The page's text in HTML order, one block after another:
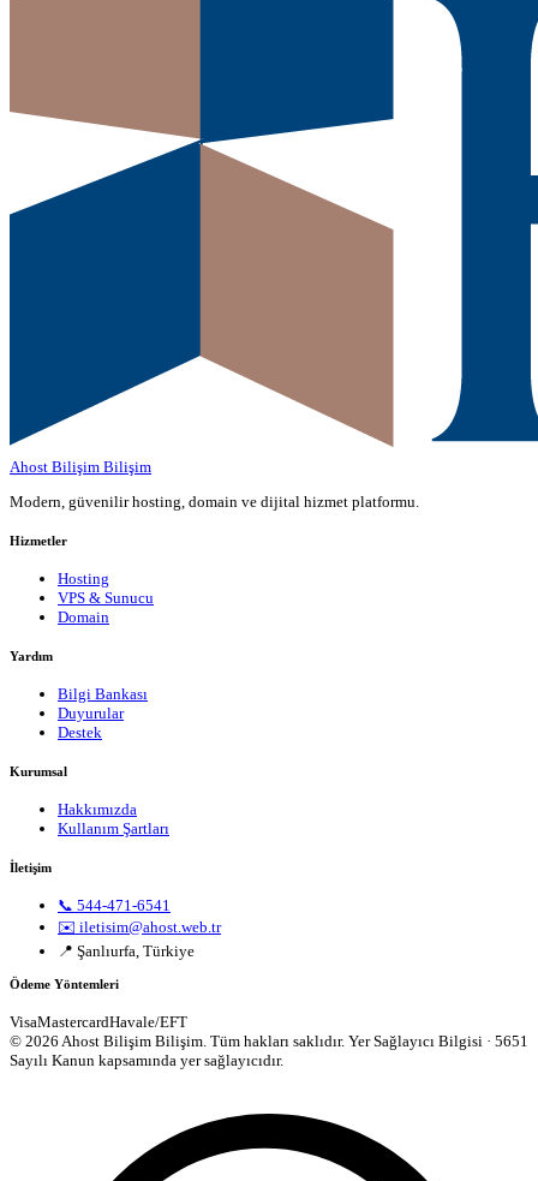
Ahost Bilişim Bilişim
Modern, güvenilir hosting, domain ve dijital hizmet platformu.
Hizmetler
Hosting
VPS & Sunucu
Domain
Yardım
Bilgi Bankası
Duyurular
Destek
Kurumsal
Hakkımızda
Kullanım Şartları
İletişim
📞 544-471-6541
✉️ iletisim@ahost.web.tr
📍 Şanlıurfa, Türkiye
Ödeme Yöntemleri
VisaMastercardHavale/EFT
© 2026 Ahost Bilişim Bilişim. Tüm hakları saklıdır. Yer Sağlayıcı Bilgisi · 5651
Sayılı Kanun kapsamında yer sağlayıcıdır.